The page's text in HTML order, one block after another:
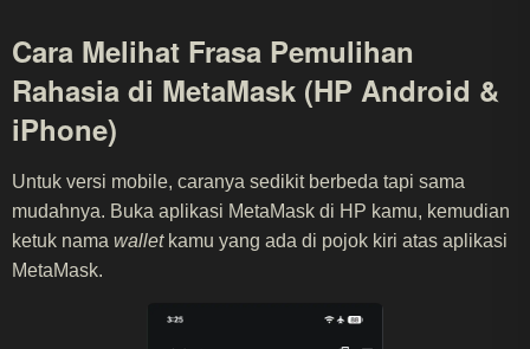
Cara Melihat Frasa Pemulihan
Rahasia di MetaMask (HP Android &
iPhone)
Untuk versi mobile, caranya sedikit berbeda tapi sama
mudahnya. Buka aplikasi MetaMask di HP kamu, kemudian
ketuk nama walletkamu yang ada di pojok kiri atas aplikasi
MetaMask.